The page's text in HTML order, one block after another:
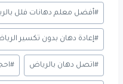
#أفضل معلم دهانات فلل
#إعادة دهان بدون تكسير
#اتصل دهان بالرياض #